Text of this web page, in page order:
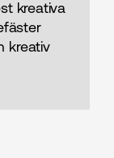
kreativa
kreativ